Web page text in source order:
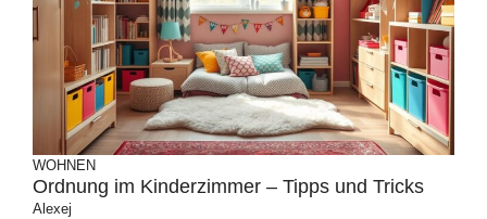
WOHNEN
Ordnung im Kinderzimmer – Tipps und Tricks
Alexej